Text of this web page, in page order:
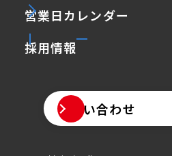
営業日カレンダー
採用情報
お問い合わせ